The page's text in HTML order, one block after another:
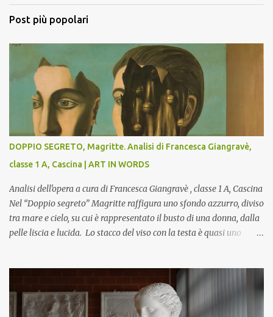
Post più popolari
DOPPIO SEGRETO, Magritte. Analisi di Francesca Giangravè,
classe 1 A, Cascina | ART IN WORDS
Analisi dell'opera a cura di Francesca Giangravè , classe 1 A, Cascina
Nel “Doppio segreto” Magritte raffigura uno sfondo azzurro, diviso
tra mare e cielo, su cui è rappresentato il busto di una donna, dalla
pelle liscia e lucida. Lo stacco del viso con la testa è quasi uno
un motivo che Magritte propone frequentemente nelle sue opere,
che in questo caso assumono un aspetto minaccioso, come se si
trattasse di un qualcosa di malinconico, sia per il colore che per la